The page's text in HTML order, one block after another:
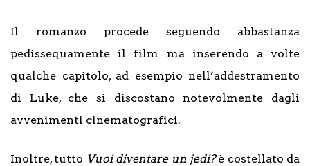
Il romanzo procede seguendo abbastanza
pedissequamente il film ma inserendo a volte
qualche capitolo, ad esempio nell’addestramento
di Luke, che si discostano notevolmente dagli
avvenimenti cinematografici.
Inoltre, tutto Vuoi diventare un jedi?è costellato da